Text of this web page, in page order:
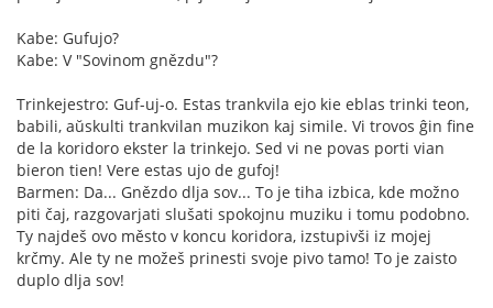
Kabe: Gufujo?
Kabe: V "Sovinom gnězdu"?
Trinkejestro: Guf-uj-o. Estas trankvila ejo kie eblas trinki teon,
babili, aŭskulti trankvilan muzikon kaj simile. Vi trovos ĝin fine
de la koridoro ekster la trinkejo. Sed vi ne povas porti vian
bieron tien! Vere estas ujo de gufoj!
Barmen: Da... Gnězdo dlja sov... To je tiha izbica, kde možno
piti čaj, razgovarjati slušati spokojnu muziku i tomu podobno.
Ty najdeš ovo město v koncu koridora, izstupivši iz mojej
krčmy. Ale ty ne možeš prinesti svoje pivo tamo! To je zaisto
duplo dlja sov!